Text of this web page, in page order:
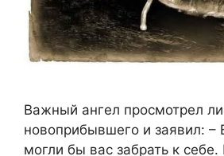
Важный ангел просмотрел
новоприбывшего и заявил:
могли бы вас забрать к